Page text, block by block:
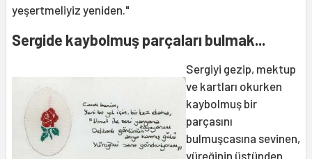
yeşertmeliyiz yeniden."
Sergide kaybolmuş parçaları bulmak...
Sergiyi gezip, mektup
ve kartları okurken
kaybolmuş bir
parçasını
bulmuşcasına sevinen,
yüreğinin üstünden